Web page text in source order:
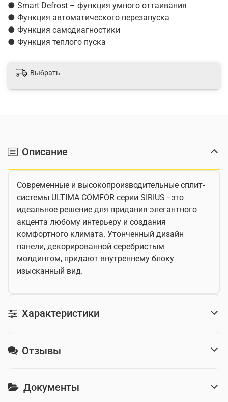
● Smart Defrost – функция умного оттаивания
● Функция автоматического перезапуска
● Функция самодиагностики
● Функция теплого пуска
Выбрать
Описание
Современные и высокопроизводительные сплит-
системы ULTIMA COMFOR серии SIRIUS - это
идеальное решение для придания элегантного
акцента любому интерьеру и создания
комфортного климата. Утонченный дизайн
панели, декорированной серебристым
молдингом, придают внутреннему блоку
изысканный вид.
Характеристики
Отзывы
Документы